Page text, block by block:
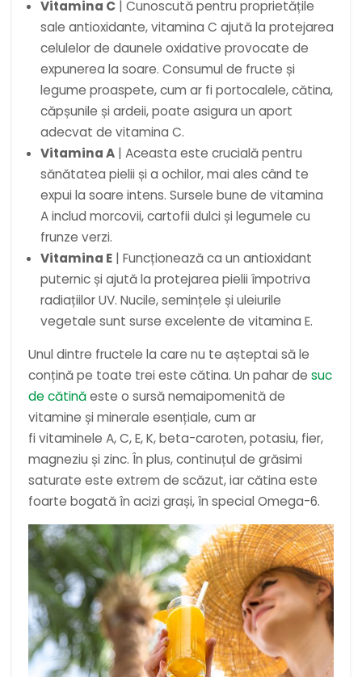
Vitamina C | Cunoscută pentru proprietățile
sale antioxidante, vitamina C ajută la protejarea
celulelor de daunele oxidative provocate de
expunerea la soare. Consumul de fructe și
legume proaspete, cum ar fi portocalele, cătina,
căpșunile și ardeii, poate asigura un aport
adecvat de vitamina C.
Vitamina A | Aceasta este crucială pentru
sănătatea pielii și a ochilor, mai ales când te
expui la soare intens. Sursele bune de vitamina
A includ morcovii, cartofii dulci și legumele cu
frunze verzi.
Vitamina E | Funcționează ca un antioxidant
puternic și ajută la protejarea pielii împotriva
radiațiilor UV. Nucile, semințele și uleiurile
vegetale sunt surse excelente de vitamina E.
Unul dintre fructele la care nu te așteptai să le
conțină pe toate trei este cătina. Un pahar de suc
de cătinăeste o sursă nemaipomenită de
vitamine și minerale esențiale, cum ar
fi vitaminele A, C, E, K, beta-caroten, potasiu, fier,
magneziu și zinc. În plus, continuțul de grăsimi
saturate este extrem de scăzut, iar cătina este
foarte bogată în acizi grași, în special Omega-6.